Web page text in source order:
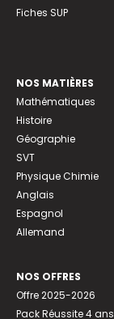
Fiches SUP
NOS MATIÈRES
Mathématiques
Histoire
Géographie
SVT
Physique Chimie
Anglais
Espagnol
Allemand
NOS OFFRES
Offre 2025-2026
Pack Réussite 4 ans